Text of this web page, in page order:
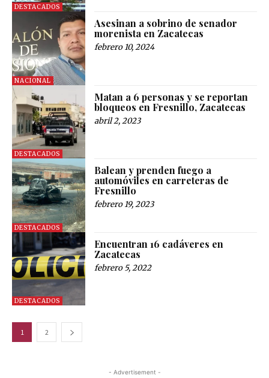
DESTACADOS
NACIONAL
Asesinan a sobrino de senador
morenista en Zacatecas
febrero 10, 2024
DESTACADOS
Matan a 6 personas y se reportan
bloqueos en Fresnillo, Zacatecas
abril 2, 2023
DESTACADOS
Balean y prenden fuego a
automóviles en carreteras de
Fresnillo
febrero 19, 2023
DESTACADOS
Encuentran 16 cadáveres en
Zacatecas
febrero 5, 2022
1 2
- Advertisement -